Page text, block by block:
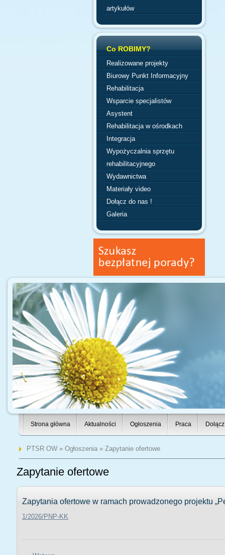
artykułów
Co ROBIMY?
Realizowane projekty
Biurowy Punkt Informacyjny
Rehabilitacja
Wsparcie specjalistów
Asystent
Rehabilitacja w ośrodkach
Integracja
Wypożyczalnia sprzętu
rehabilitacyjnego
Wydawnictwa
Materiały video
Dołącz do nas !
Galeria
Strona główna Aktualności Ogłoszenia Praca
PTSR OW» Ogłoszenia» Zapytanie ofertowe
Zapytanie ofertowe
Zapytania ofertowe w ramach prowadzonego projektu
1/2026/PNP-KK